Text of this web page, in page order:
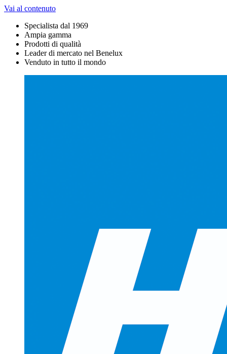
Vai al contenuto
Specialista dal 1969
Ampia gamma
Prodotti di qualità
Leader di mercato nel Benelux
Venduto in tutto il mondo